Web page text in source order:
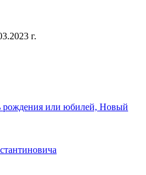
г.
рождения или юбилей, Новый